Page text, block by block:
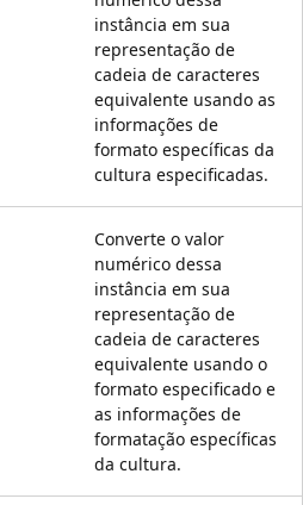
instância em sua
representação de
cadeia de caracteres
equivalente usando as
informações de
formato específicas da
cultura especificadas.
Converte o valor
numérico dessa
instância em sua
representação de
cadeia de caracteres
equivalente usando o
formato especificado e
as informações de
formatação específicas
da cultura.